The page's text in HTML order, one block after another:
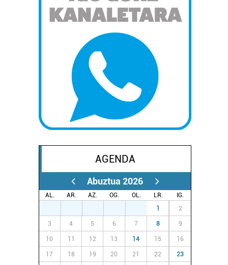
AGENDA
Abuztua 2026
AL. AR. AZ. OG. OL. LR.
IG.
1 2
3 4 5 6 7 8 9
10 11 12 13 14 15 16
17 18 19 20 21 22 23